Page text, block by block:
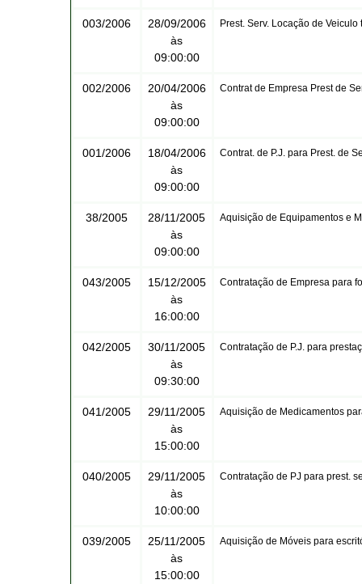
003/2006
28/09/2006
às
09:00:00
Prest. Serv. Locação de
002/2006
20/04/2006
às
09:00:00
Contrat de Empresa Prest de
001/2006
18/04/2006
às
09:00:00
Contrat. de P.J. para Prest. de
38/2005
28/11/2005
às
09:00:00
Aquisição de Equipamentos e
043/2005
15/12/2005
às
16:00:00
Contratação de Empresa para
042/2005
30/11/2005
às
09:30:00
Contratação de P.J. para
041/2005
29/11/2005
às
15:00:00
Aquisição de Medicamentos
040/2005
29/11/2005
às
10:00:00
Contratação de PJ para prest.
039/2005
25/11/2005
às
15:00:00
Aquisição de Móveis para